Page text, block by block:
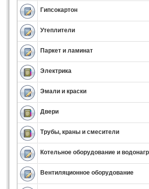
Гипсокартон
Утеплители
Паркет и ламинат
Электрика
Эмали и краски
Двери
Трубы, краны и смесители
Котельное оборудование и
Вентиляционное оборудование